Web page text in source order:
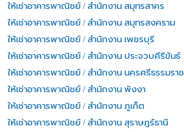
ให้เช่าอาคารพาณิชย์ / สำนักงาน สมุทรสาคร
ให้เช่าอาคารพาณิชย์ / สำนักงาน สมุทรสงคราม
ให้เช่าอาคารพาณิชย์ / สำนักงาน เพชรบุรี
ให้เช่าอาคารพาณิชย์ / สำนักงาน ประจวบคีรีขันธ์
ให้เช่าอาคารพาณิชย์ / สำนักงาน นครศรีธรรมราช
ให้เช่าอาคารพาณิชย์ / สำนักงาน พังงา
ให้เช่าอาคารพาณิชย์ / สำนักงาน ภูเก็ต
ให้เช่าอาคารพาณิชย์ / สำนักงาน สุราษฎร์ธานี